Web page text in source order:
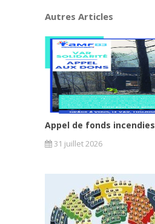
Autres Articles
Appel de fonds
31 juillet 2026